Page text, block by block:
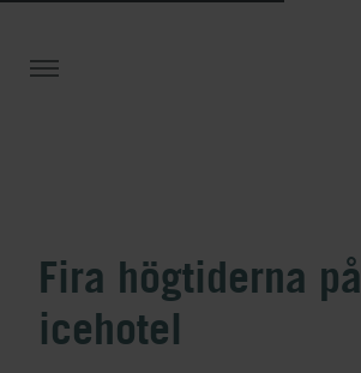
Fira högtiderna på
icehotel